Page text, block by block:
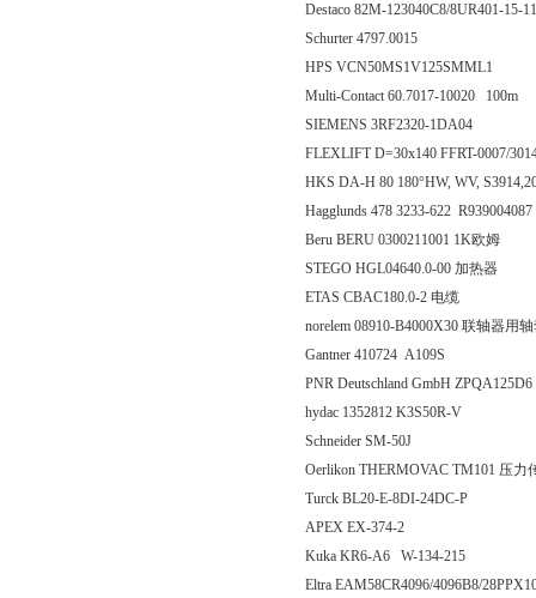
Destaco 82M-123040C8/8UR401-15-
Schurter 4797.0015
HPS VCN50MS1V125SMML1
Multi-Contact 60.7017-10020 100m
SIEMENS 3RF2320-1DA04
FLEXLIFT D=30x140 FFRT-0007/
HKS DA-H 80 180°HW, WV,
Hagglunds 478 3233-622 R939004087
Beru BERU 0300211001 1K欧姆
STEGO HGL04640.0-00 加热器
ETAS CBAC180.0-2 电缆
norelem 08910-B4000X30 联轴器用
Gantner 410724 A109S
PNR Deutschland GmbH ZPQA125D6
hydac 1352812 K3S50R-V
Schneider SM-50J
Oerlikon THERMOVAC TM101 压力
Turck BL20-E-8DI-24DC-P
APEX EX-374-2
Kuka KR6-A6 W-134-215
Eltra EAM58CR4096/4096B8/